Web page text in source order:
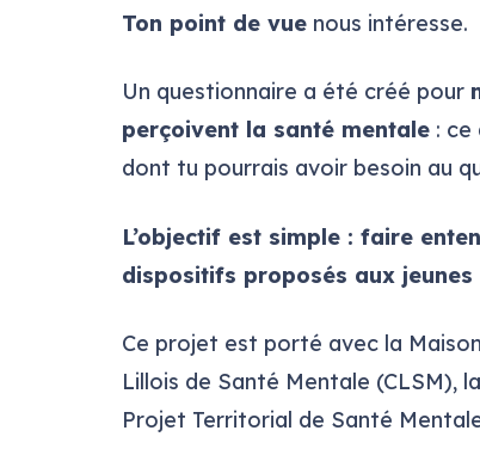
Ton point de vue nous intéresse.
Un questionnaire a été créé pour
perçoivent la santé mentale : ce
dont tu pourrais avoir besoin au
L’objectif est simple : faire
dispositifs proposés aux
Ce projet est porté avec la
Lillois de Santé Mentale (CLSM),
Projet Territorial de Santé